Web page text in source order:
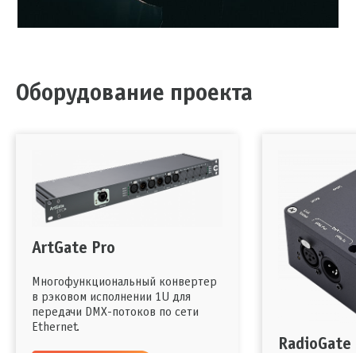
Оборудование проекта
ArtGate Pro
Многофункциональный конвертер
в рэковом исполнении 1U для
передачи DMX-потоков по сети
Ethernet.
RadioGate